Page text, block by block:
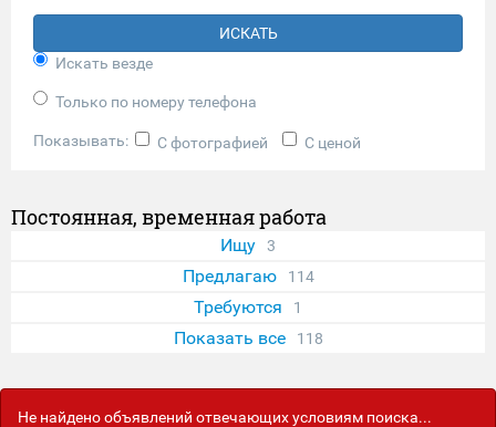
ИСКАТЬ
Искать везде
Только по номеру телефона
Показывать: С фотографией С ценой
Постоянная, временная работа
Ищу 3
Предлагаю 114
Требуются 1
Показать все 118
Не найдено объявлений отвечающих условиям поиска...